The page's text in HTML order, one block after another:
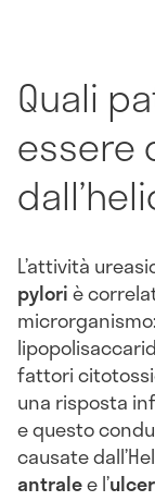
Quali
essere
L’attività
pyloriè
fattori
una risposta
e questo
causate
antralee l’